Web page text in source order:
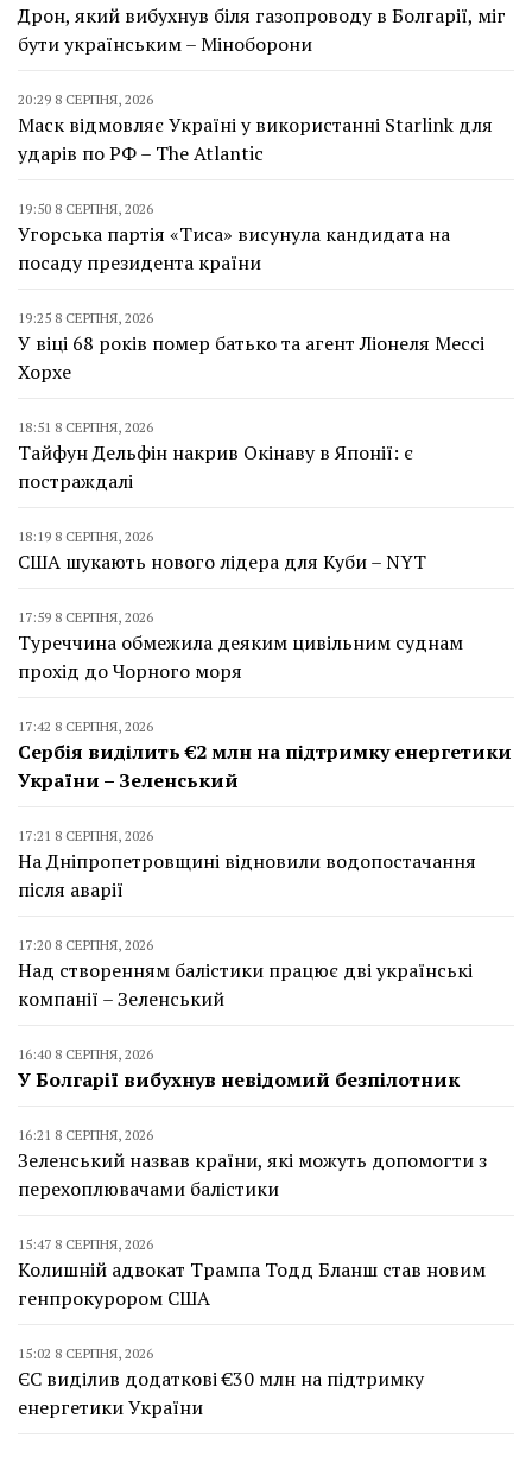
Дрон, який вибухнув біля газопроводу в Болгарії, міг
бути українським – Міноборони
20:29 8 СЕРПНЯ, 2026
Маск відмовляє Україні у використанні Starlink для
ударів по РФ – The Atlantic
19:50 8 СЕРПНЯ, 2026
Угорська партія «Тиса» висунула кандидата на
посаду президента країни
19:25 8 СЕРПНЯ, 2026
У віці 68 років помер батько та агент Ліонеля Мессі
Хорхе
18:51 8 СЕРПНЯ, 2026
Тайфун Дельфін накрив Окінаву в Японії: є
постраждалі
18:19 8 СЕРПНЯ, 2026
США шукають нового лідера для Куби – NYT
17:59 8 СЕРПНЯ, 2026
Туреччина обмежила деяким цивільним суднам
прохід до Чорного моря
17:42 8 СЕРПНЯ, 2026
Сербія виділить €2 млн на підтримку енергетики
України – Зеленський
17:21 8 СЕРПНЯ, 2026
На Дніпропетровщині відновили водопостачання
після аварії
17:20 8 СЕРПНЯ, 2026
Над створенням балістики працює дві українські
компанії – Зеленський
16:40 8 СЕРПНЯ, 2026
У Болгарії вибухнув невідомий безпілотник
16:21 8 СЕРПНЯ, 2026
Зеленський назвав країни, які можуть допомогти з
перехоплювачами балістики
15:47 8 СЕРПНЯ, 2026
Колишній адвокат Трампа Тодд Бланш став новим
генпрокурором США
15:02 8 СЕРПНЯ, 2026
ЄС виділив додаткові €30 млн на підтримку
енергетики України